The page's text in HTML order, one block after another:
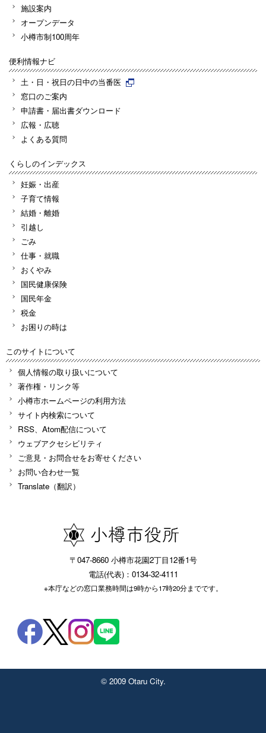
施設案内
オープンデータ
小樽市制100周年
便利情報ナビ
土・日・祝日の日中の当番医
窓口のご案内
申請書・届出書ダウンロード
広報・広聴
よくある質問
くらしのインデックス
妊娠・出産
子育て情報
結婚・離婚
引越し
ごみ
仕事・就職
おくやみ
国民健康保険
国民年金
税金
お困りの時は
このサイトについて
個人情報の取り扱いについて
著作権・リンク等
小樽市ホームページの利用方法
サイト内検索について
RSS、Atom配信について
ウェブアクセシビリティ
ご意見・お問合せをお寄せください
お問い合わせ一覧
Translate（翻訳）
〒047-8660 小樽市花園2丁目12番1号
電話(代表)：0134-32-4111
※本庁などの窓口業務時間は9時から17時20分までです。
© 2009 Otaru City.